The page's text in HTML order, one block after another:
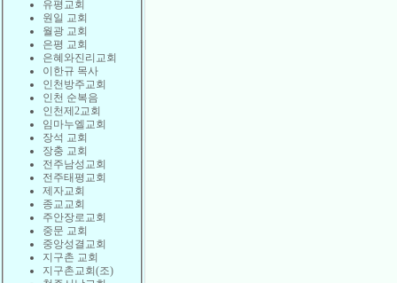
유평교회
원일 교회
월광 교회
은평 교회
은혜와진리교회
이한규 목사
인천방주교회
인천 순복음
인천제2교회
임마누엘교회
장석 교회
장충 교회
전주남성교회
전주태평교회
제자교회
종교교회
주안장로교회
중문 교회
중앙성결교회
지구촌 교회
지구촌교회(조)